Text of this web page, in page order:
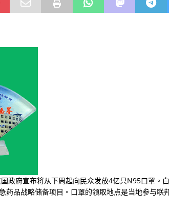
政府宣布将从下周起向民众发放4亿只N95口罩。
药品战略储备项目。口罩的领取地点是当地参与联